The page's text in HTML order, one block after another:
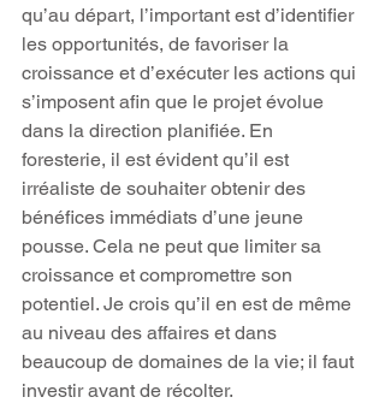
qu’au départ, l’important est d’identifier
les opportunités, de favoriser la
croissance et d’exécuter les actions qui
s’imposent afin que le projet évolue
dans la direction planifiée. En
foresterie, il est évident qu’il est
irréaliste de souhaiter obtenir des
bénéfices immédiats d’une jeune
pousse. Cela ne peut que limiter sa
croissance et compromettre son
potentiel. Je crois qu’il en est de même
au niveau des affaires et dans
beaucoup de domaines de la vie; il faut
investir avant de récolter.